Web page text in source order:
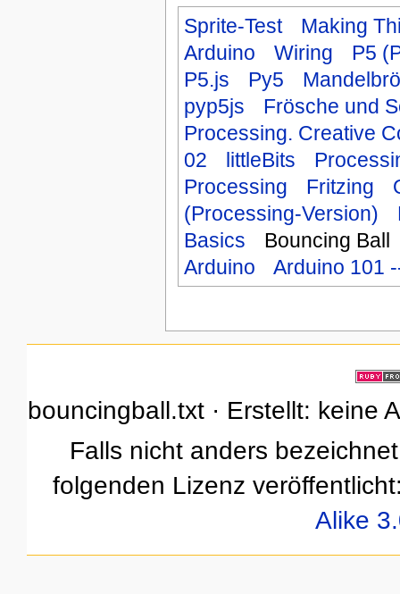
Sprite-Test
Making
Arduino
Wiring
P5
P5.js
Py5
pyp5js
Frösche und
Processing. Creative
02
littleBits
Processing
Fritzing
(Processing-Version)
Basics
Bouncing Ball
Arduino
Arduino 101
bouncingball.txt · Erstellt: keine
Falls nicht anders
folgenden Lizenz
Alike